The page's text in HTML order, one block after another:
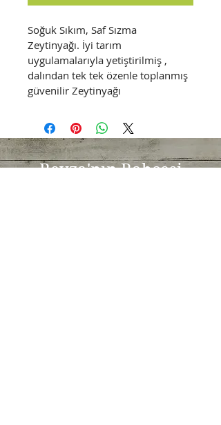
Soğuk Sıkım, Saf Sızma
Zeytinyağı. İyi tarım
uygulamalarıyla yetiştirilmiş ,
dalından tek tek özenle toplanmış
güvenilir Zeytinyağı
Beyza'nın Bahçesi